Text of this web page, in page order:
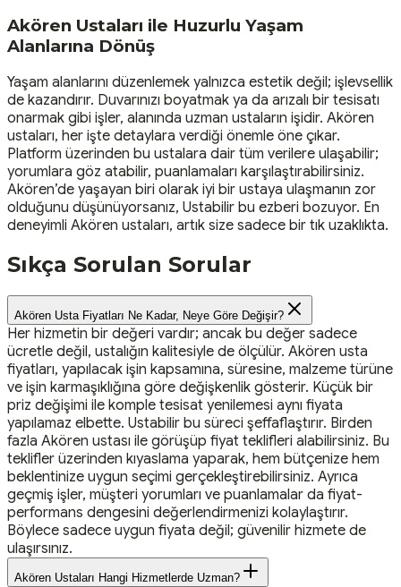
Akören Ustaları ile Huzurlu Yaşam
Alanlarına Dönüş
Yaşam alanlarını düzenlemek yalnızca estetik değil; işlevsellik
de kazandırır. Duvarınızı boyatmak ya da arızalı bir tesisatı
onarmak gibi işler, alanında uzman ustaların işidir. Akören
ustaları, her işte detaylara verdiği önemle öne çıkar.
Platform üzerinden bu ustalara dair tüm verilere ulaşabilir;
yorumlara göz atabilir, puanlamaları karşılaştırabilirsiniz.
Akören’de yaşayan biri olarak iyi bir ustaya ulaşmanın zor
olduğunu düşünüyorsanız, Ustabilir bu ezberi bozuyor. En
deneyimli Akören ustaları, artık size sadece bir tık uzaklıkta.
Sıkça Sorulan Sorular
Akören Usta Fiyatları Ne Kadar, Neye Göre Değişir?
Her hizmetin bir değeri vardır; ancak bu değer sadece
ücretle değil, ustalığın kalitesiyle de ölçülür. Akören usta
fiyatları, yapılacak işin kapsamına, süresine, malzeme türüne
ve işin karmaşıklığına göre değişkenlik gösterir. Küçük bir
priz değişimi ile komple tesisat yenilemesi aynı fiyata
yapılamaz elbette. Ustabilir bu süreci şeffaflaştırır. Birden
fazla Akören ustası ile görüşüp fiyat teklifleri alabilirsiniz. Bu
teklifler üzerinden kıyaslama yaparak, hem bütçenize hem
beklentinize uygun seçimi gerçekleştirebilirsiniz. Ayrıca
geçmiş işler, müşteri yorumları ve puanlamalar da fiyat-
performans dengesini değerlendirmenizi kolaylaştırır.
Böylece sadece uygun fiyata değil; güvenilir hizmete de
ulaşırsınız.
Akören Ustaları Hangi Hizmetlerde Uzman?